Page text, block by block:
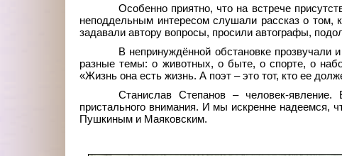
Особенно приятно, что на встрече
неподдельным интересом слушали рассказ о том,
задавали автору вопросы, просили автографы,
В непринуждённой обстановке
разные темы: о животных, о быте, о спорте, о
«Жизнь она есть жизнь. А поэт – это тот, кто ее
Станислав Степанов – человек-явление.
пристального внимания. И мы искренне надеемся,
Пушкиным и Маяковским.